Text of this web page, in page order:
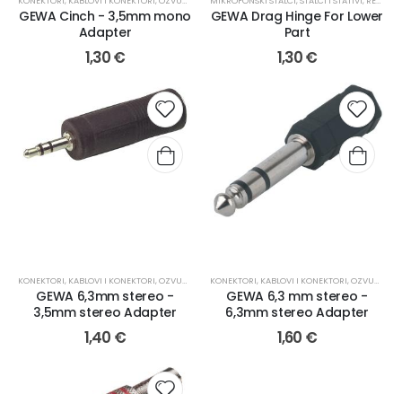
GEWA Cinch - 3,5mm mono
Adapter
1,30€
GEWA Drag Hinge For Lower
Part
1,30€
KONEKTORI, KABLOVI I KONEKTORI,OZVUČENJE
GEWA 6,3mm stereo -
3,5mm stereo Adapter
1,40 €
KONEKTORI, KABLOVI I KONEKTORI,OZVUČENJE
GEWA 6,3 mm stereo -
6,3mm stereo Adapter
1,60 €